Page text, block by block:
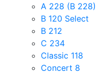
A 228 (B 228)
B 120 Select
B 212
C 234
Classic 118
Concert 8